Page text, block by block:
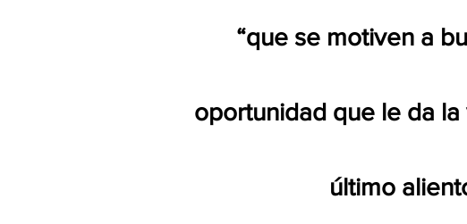
oportunidad que le da
último